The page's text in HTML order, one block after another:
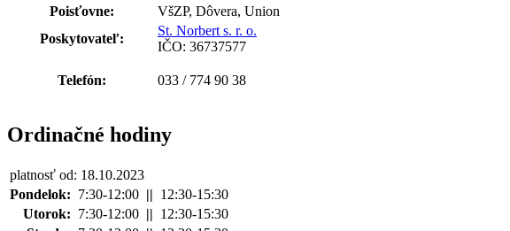
Poisťovne:
VšZP, Dôvera, Union
Poskytovateľ:
St. Norbert s. r. o.
IČO: 36737577
Telefón: 033 / 774 90 38
Ordinačné hodiny
platnosť od: 18.10.2023
Pondelok: 7:30-12:00 || 12:30-15:30
Utorok: 7:30-12:00 || 12:30-15:30